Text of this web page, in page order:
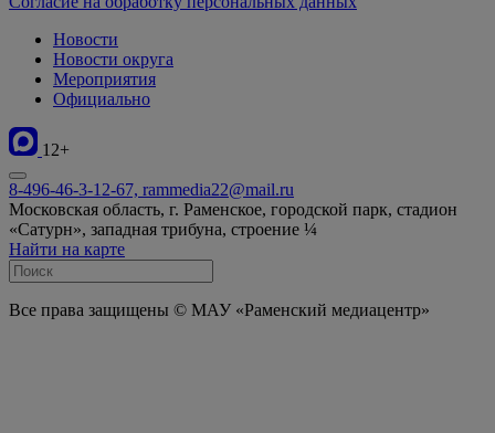
Новости
Новости округа
Мероприятия
Официально
12+
8-496-46-3-12-67, rammedia22@mail.ru
Московская область, г. Раменское, городской парк, стадион
«Сатурн», западная трибуна, строение ¼
Найти на карте
Все права защищены © МАУ «Раменский медиацентр»